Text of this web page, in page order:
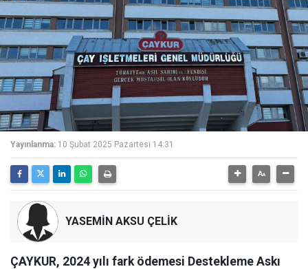
Yayınlanma: 10 Şubat 2025 Pazartesi 14:31
YASEMİN AKSU ÇELİK
ÇAYKUR, 2024 yılı fark ödemesi Destekleme Askı